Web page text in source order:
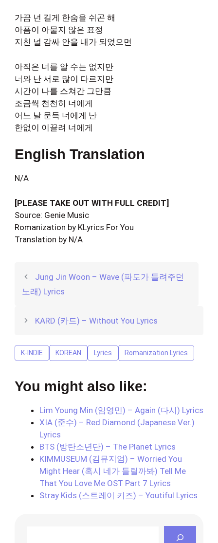
가끔 넌 길게 한숨을 쉬곤 해
아픔이 아물지 않은 표정
지친 널 감싸 안을 내가 되었으면
아직은 너를 알 수는 없지만
너와 난 서로 많이 다르지만
시간이 나를 스쳐간 그만큼
조금씩 천천히 너에게
어느 날 문득 너에게 난
한없이 이끌려 너에게
English Translation
N/A
[PLEASE TAKE OUT WITH FULL CREDIT]
Source: Genie Music
Romanization by KLyrics For You
Translation by N/A
Jung Jin Woon – Wave (파도가 들려주던
노래) Lyrics
KARD (카드) – Without You Lyrics
K-INDIE KOREAN Lyrics Romanization Lyrics
You might also like:
Lim Young Min (임영민) – Again (다시) Lyrics
XIA (준수) – Red Diamond (Japanese Ver.)
Lyrics
BTS (방탄소년단) – The Planet Lyrics
KIMMUSEUM (김뮤지엄) – Worried You
Might Hear (혹시 네가 들릴까봐) Tell Me
That You Love Me OST Part 7 Lyrics
Stray Kids (스트레이 키즈) – Youtiful Lyrics